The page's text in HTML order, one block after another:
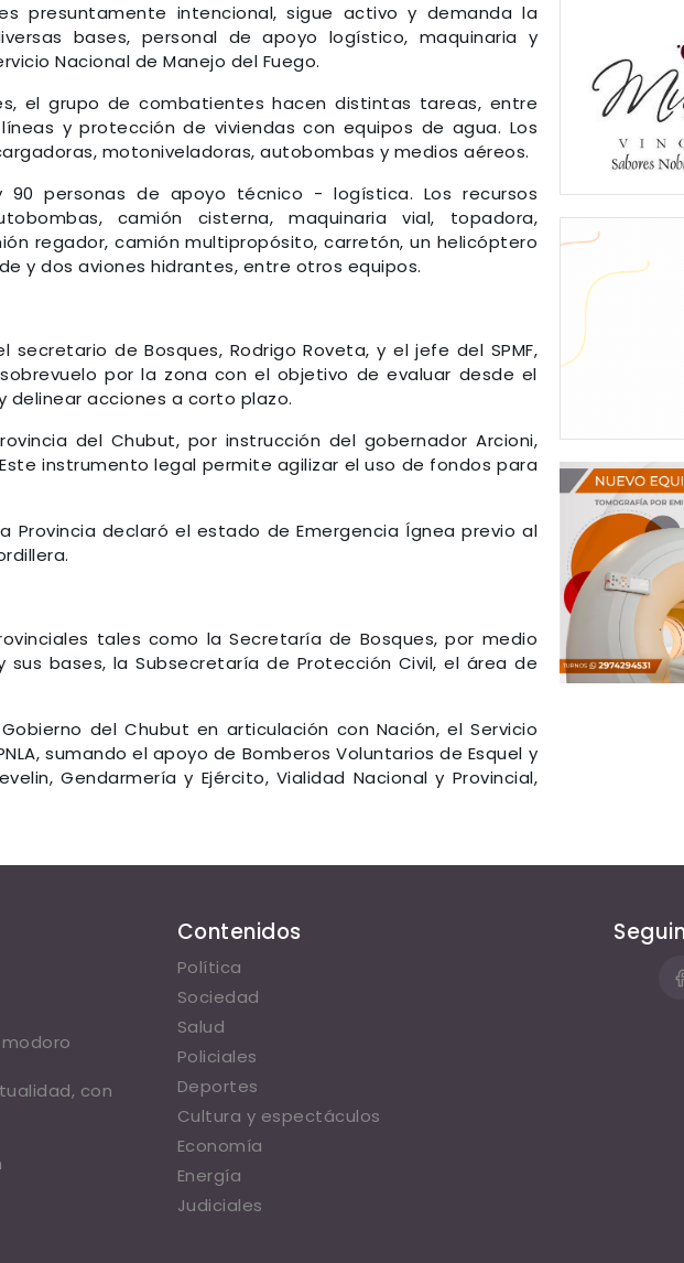
presuntamente intencional, sigue activo y demanda la
bases, personal de apoyo logístico, maquinaria y
Nacional de Manejo del Fuego.
el grupo de combatientes hacen distintas tareas, entre
y protección de viviendas con equipos de agua. Los
motoniveladoras, autobombas y medios aéreos.
personas de apoyo técnico - logística. Los recursos
camión cisterna, maquinaria vial, topadora,
regador, camión multipropósito, carretón, un helicóptero
y dos aviones hidrantes, entre otros equipos.
de Bosques, Rodrigo Roveta, y el jefe del SPMF,
por la zona con el objetivo de evaluar desde el
acciones a corto plazo.
del Chubut, por instrucción del gobernador Arcioni,
instrumento legal permite agilizar el uso de fondos para
Provincia declaró el estado de Emergencia Ígnea previo al
tales como la Secretaría de Bosques, por medio
sus bases, la Subsecretaría de Protección Civil, el área de
del Chubut en articulación con Nación, el Servicio
sumando el apoyo de Bomberos Voluntarios de Esquel y
Gendarmería y Ejército, Vialidad Nacional y Provincial,
con
Contenidos
Política
Sociedad
Salud
Policiales
Deportes
Cultura y espectáculos
Economía
Energía
Judiciales